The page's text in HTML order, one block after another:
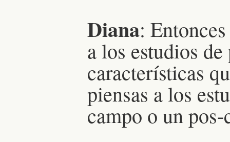
Diana:
a los estudios
características
piensas a los
campo o un pos-